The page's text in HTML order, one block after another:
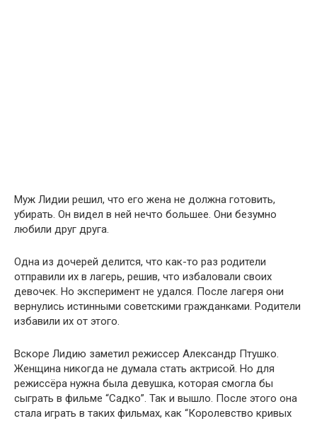
Муж Лидии решил, что его жена не должна готовить,
убирать. Он видел в ней нечто большее. Они безумно
любили друг друга.
Одна из дочерей делится, что как-то раз родители
отправили их в лагерь, решив, что избаловали своих
девочек. Но эксперимент не удался. После лагеря они
вернулись истинными советскими гражданками. Родители
избавили их от этого.
Вскоре Лидию заметил режиссер Александр Птушко.
Женщина никогда не думала стать актрисой. Но для
режиссёра нужна была девушка, которая смогла бы
сыграть в фильме “Садко”. Так и вышло. После этого она
стала играть в таких фильмах, как “Королевство кривых